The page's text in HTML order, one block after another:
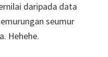
daripada data
seumur
Hehehe.